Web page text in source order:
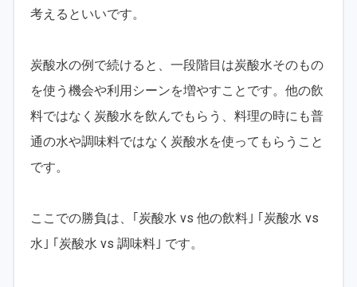
考えるといいです。
炭酸水の例で続けると、一段階目は炭酸水そのもの
を使う機会や利用シーンを増やすことです。他の飲
料ではなく炭酸水を飲んでもらう、料理の時にも普
通の水や調味料ではなく炭酸水を使ってもらうこと
です。
ここでの勝負は、｢炭酸水 vs 他の飲料｣ ｢炭酸水 vs
水｣ ｢炭酸水 vs 調味料｣ です。